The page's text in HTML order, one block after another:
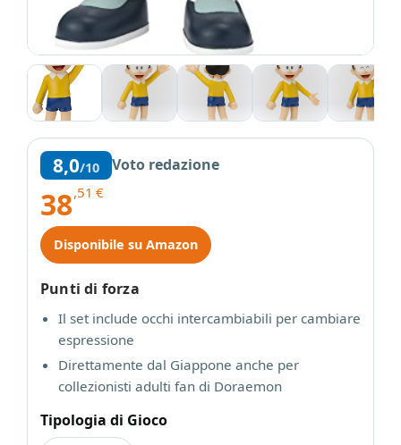
8,0/10 Voto redazione
38,51 €
Disponibile su Amazon
Punti di forza
Il set include occhi intercambiabili per cambiare
espressione
Direttamente dal Giappone anche per
collezionisti adulti fan di Doraemon
Tipologia di Gioco